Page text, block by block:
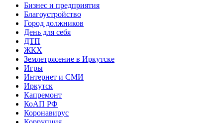
Бизнес и предприятия
Благоустройство
Город должников
День для себя
ДТП
ЖКХ
Землетрясение в Иркутске
Игры
Интернет и СМИ
Иркутск
Капремонт
КоАП РФ
Коронавирус